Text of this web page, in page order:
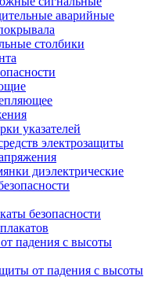
аварийные
столбики
указателей
электрозащиты
диэлектрические
безопасности
падения с высоты
от падения с высоты